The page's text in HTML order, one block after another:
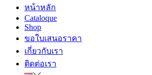
หน้าหลัก
Cataloque
Shop
ขอใบเสนอราคา
เกี่ยวกับเรา
ติดต่อเรา